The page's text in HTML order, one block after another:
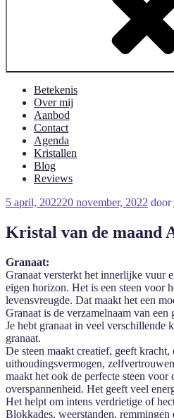
Betekenis
Over mij
Aanbod
Contact
Agenda
Kristallen
Blog
Reviews
Geplaatst
5 april, 202220 november, 2022 door
Kristal van de maand
Granaat:
Granaat versterkt het innerlijke vuur
eigen horizon. Het is een steen voor
levensvreugde. Dat maakt het een
Granaat is de verzamelnaam van
Je hebt granaat in veel verschillende
granaat.
De steen maakt creatief, geeft
uithoudingsvermogen,
maakt het ook de perfecte steen
overspannenheid. Het geeft veel
Het helpt om intens verdrietige of
Blokkades, weerstanden, remmingen